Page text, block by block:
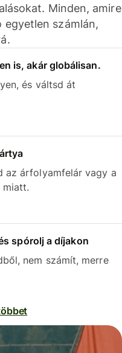
Minden, amire
egyetlen számlán,
is, akár globálisan.
és váltsd át
az árfolyamfelár vagy a
miatt.
spórolj a díjakon
nem számít, merre